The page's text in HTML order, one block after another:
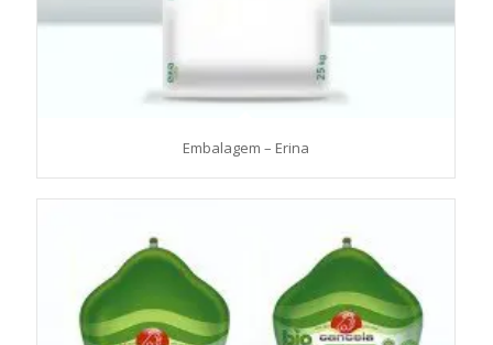
Embalagem – Erina